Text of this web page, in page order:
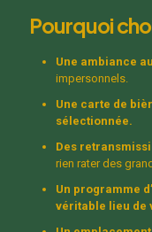
Pourquoi
Une ambiance
impersonnels.
Une carte de
sélectionnée.
Des
rien rater des
Un programme
véritable lieu de